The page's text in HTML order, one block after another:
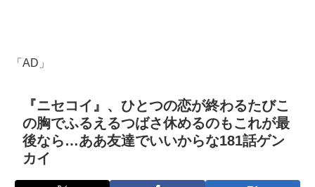
「AD」
『ニセコイ』、ひとつの恋が終わるたびこ
の胸でふるえるつばさ休めるのもこれが最
後なら…ああ友達でいいからな181話ゲン
カイ